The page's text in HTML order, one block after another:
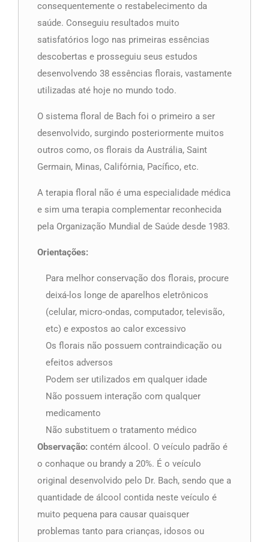
consequentemente o restabelecimento da
saúde. Conseguiu resultados muito
satisfatórios logo nas primeiras essências
descobertas e prosseguiu seus estudos
desenvolvendo 38 essências florais, vastamente
utilizadas até hoje no mundo todo.
O sistema floral de Bach foi o primeiro a ser
desenvolvido, surgindo posteriormente muitos
outros como, os florais da Austrália, Saint
Germain, Minas, Califórnia, Pacífico, etc.
A terapia floral não é uma especialidade médica
e sim uma terapia complementar reconhecida
pela Organização Mundial de Saúde desde 1983.
Orientações:
Para melhor conservação dos florais, procure
deixá-los longe de aparelhos eletrônicos
(celular, micro-ondas, computador, televisão,
etc) e expostos ao calor excessivo
Os florais não possuem contraindicação ou
efeitos adversos
Podem ser utilizados em qualquer idade
Não possuem interação com qualquer
medicamento
Não substituem o tratamento médico
Observação: contém álcool. O veículo padrão é
o conhaque ou brandy a 20%. É o veículo
original desenvolvido pelo Dr. Bach, sendo que a
quantidade de álcool contida neste veículo é
muito pequena para causar quaisquer
problemas tanto para crianças, idosos ou